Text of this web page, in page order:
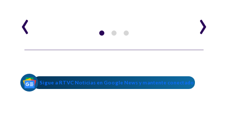
‹ ›
Sigue a RTVC Noticias en Google News y mantente conectado